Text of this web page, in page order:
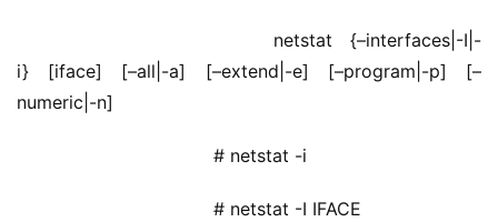
netstat  {–interfaces|-I|-
i} [iface] [–all|-a] [–extend|-e] [–program|-p] [–
numeric|-n]
# netstat -i
# netstat -I IFACE